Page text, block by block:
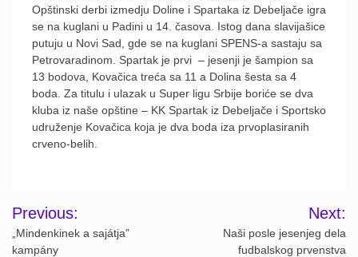
Opštinski derbi izmedju Doline i Spartaka iz Debeljače igra
se na kuglani u Padini u 14. časova. Istog dana slavijašice
putuju u Novi Sad, gde se na kuglani SPENS-a sastaju sa
Petrovaradinom. Spartak je prvi – jesenji je šampion sa
13 bodova, Kovačica treća sa 11 a Dolina šesta sa 4
boda. Za titulu i ulazak u Super ligu Srbije boriće se dva
kluba iz naše opštine – KK Spartak iz Debeljače i Sportsko
udruženje Kovačica koja je dva boda iza prvoplasiranih
crveno-belih.
Post
navigation
Previous:
„Mindenkinek a sajátja”
kampány
Next:
Naši posle jesenjeg dela
fudbalskog prvenstva